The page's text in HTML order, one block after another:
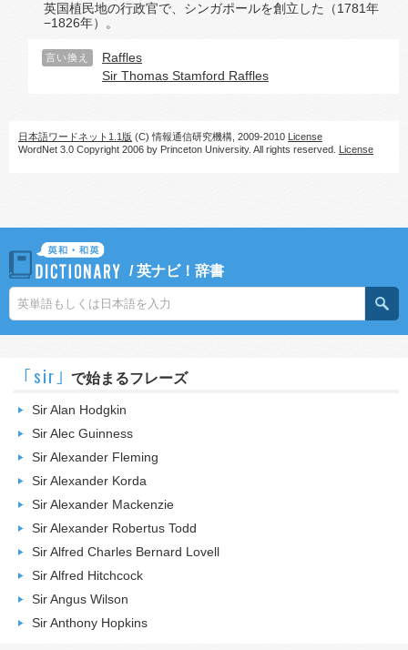
英国植民地の行政官で、シンガポールを創立した（1781年
−1826年）。
言い換え
Raffles
Sir Thomas Stamford Raffles
日本語ワードネット1.1版 (C) 情報通信研究機構, 2009-2010 License
WordNet 3.0 Copyright 2006 by Princeton University. All rights reserved. License
/英ナビ！辞書
｢sir｣ で始まるフレーズ
Sir Alan Hodgkin
Sir Alec Guinness
Sir Alexander Fleming
Sir Alexander Korda
Sir Alexander Mackenzie
Sir Alexander Robertus Todd
Sir Alfred Charles Bernard Lovell
Sir Alfred Hitchcock
Sir Angus Wilson
Sir Anthony Hopkins